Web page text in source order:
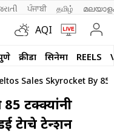
ਪੰਜਾਬੀ தமிழ்
AQI
क्रीडा सिनेमा REELS
Sales Skyrocket By
85 टक्क्यांनी
क्रेटाचे टेन्शन